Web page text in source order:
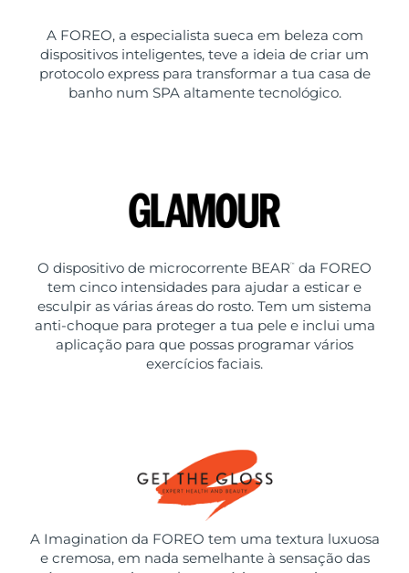
A FOREO, a especialista sueca em beleza com
dispositivos inteligentes, teve a ideia de criar um
protocolo express para transformar a tua casa de
banho num SPA altamente tecnológico.
O dispositivo de microcorrente BEAR ™
da FOREO
tem cinco intensidades para ajudar a esticar e
esculpir as várias áreas do rosto. Tem um sistema
anti-choque para proteger a tua pele e inclui uma
aplicação para que possas programar vários
exercícios faciais.
A Imagination da FOREO tem uma textura luxuosa
e cremosa, em nada semelhante à sensação das